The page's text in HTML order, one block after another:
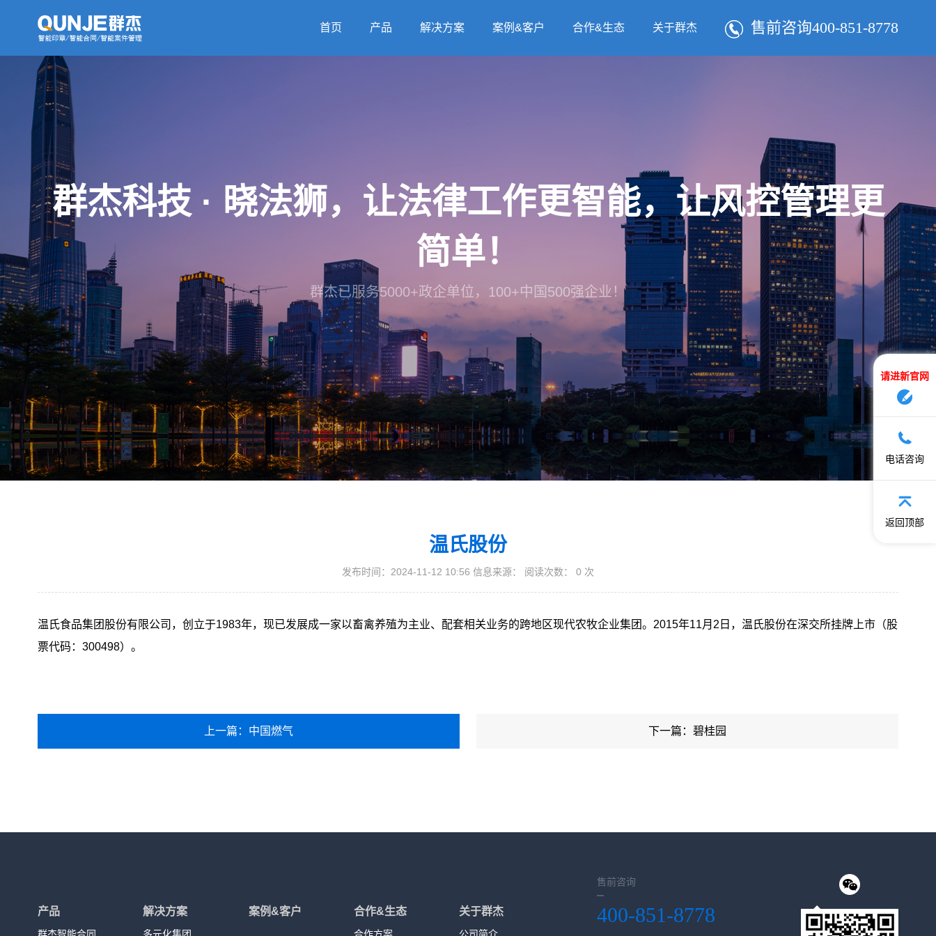
售前咨询400-851-8778
首页 产品 解决方案 案例&客户 合作&生态 关于群杰
群杰科技 · 晓法狮，让法律工作更智能，让风控管理更
简单！
群杰已服务5000+政企单位，100+中国500强企业！
温氏股份
发布时间：2024-11-12 10:56 信息来源： 阅读次数： 0 次
温氏食品集团股份有限公司，创立于1983年，现已发展成一家以畜禽养殖为主业、配套相关业务的跨地区现代农牧企业集团。2015年11月2日，温氏股份在深交所挂牌上市（股
票代码：300498）。
上一篇：中国燃气 下一篇：碧桂园
产品 解决方案 案例&客户 合作&生态 关于群杰
售前咨询
400-851-8778
请进新官网
电话咨询
返回顶部